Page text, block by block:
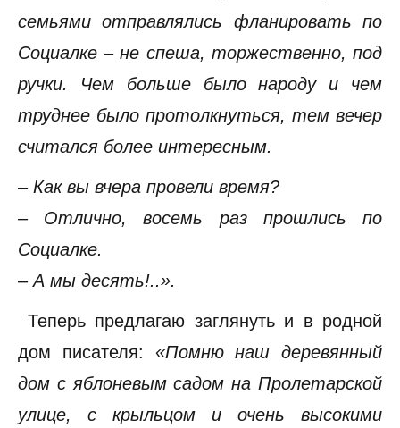
семьями отправлялись фланировать по
Социалке – не спеша, торжественно, под
ручки. Чем больше было народу и чем
труднее было протолкнуться, тем вечер
считался более интересным.
– Как вы вчера провели время?
– Отлично, восемь раз прошлись по
Социалке.
– А мы десять!..».
Теперь предлагаю заглянуть и в родной
дом писателя: «Помню наш деревянный
дом с яблоневым садом на Пролетарской
улице, с крыльцом и очень высокими